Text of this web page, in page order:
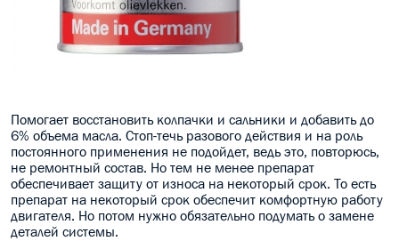
Помогает восстановить колпачки и сальники и добавить до
6% объема масла. Стоп-течь разового действия и на роль
постоянного применения не подойдет, ведь это, повторюсь,
не ремонтный состав. Но тем не менее препарат
обеспечивает защиту от износа на некоторый срок. То есть
препарат на некоторый срок обеспечит комфортную работу
двигателя. Но потом нужно обязательно подумать о замене
деталей системы.